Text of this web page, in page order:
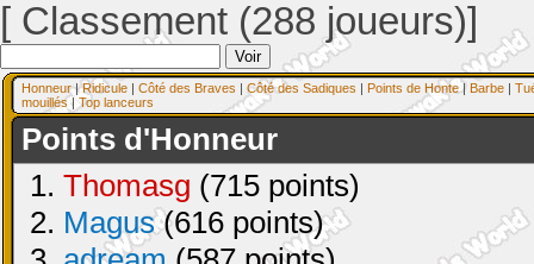
[ Classement (288 joueurs)]
Honneur|Ridicule | Côté des Braves | Côté des Sadiques | Points de Honte| Barbe |
mouillés| Top lanceurs
Points d'Honneur
1. Thomasg (715 points)
2. Magus(616 points)